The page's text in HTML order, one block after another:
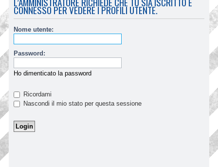
CONNESSO PER VEDERE I PROFILI UTENTE.
Nome utente:
Password:
Ho dimenticato la password
Ricordami
Nascondi il mio stato per questa sessione